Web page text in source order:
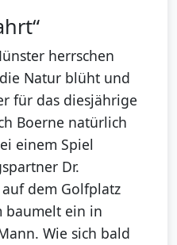
herrschen
Natur blüht und
für das diesjährige
Boerne natürlich
einem Spiel
Dr.
dem Golfplatz
baumelt ein in
Wie sich bald